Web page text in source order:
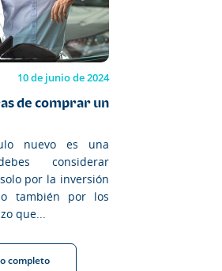
10 de junio de 2024
de comprar un
nuevo es una
considerar
por la inversión
también por los
que...
completo